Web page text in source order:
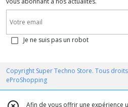
Je ne suis pas un robot
Copyright Super Techno Store. Tous
eProShopping
Afin de vous offrir une expérience